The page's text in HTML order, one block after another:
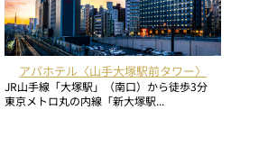
アパホテル〈山手大塚駅前タワー〉
JR山手線「大塚駅」（南口）から徒歩3分
東京メトロ丸の内線「新大塚駅...